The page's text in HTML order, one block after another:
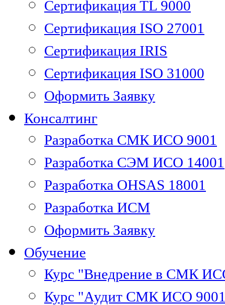
Сертификация TL 9000
Сертификация ISO 27001
Сертификация IRIS
Сертификация ISO 31000
Оформить Заявку
Консалтинг
Разработка СМК ИСО 9001
Разработка СЭМ ИСО 14001
Разработка OHSAS 18001
Разработка ИСМ
Оформить Заявку
Обучение
Курс "Внедрение в СМК
Курс "Аудит СМК ИСО